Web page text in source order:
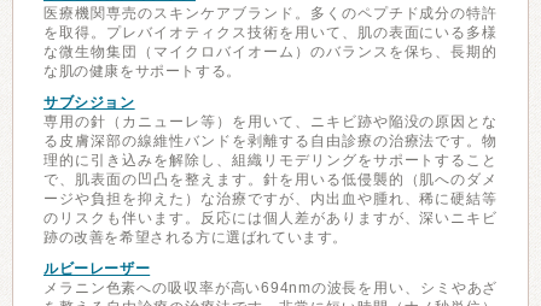
医療機関専売のスキンケアブランド。多くのペプチド成分の特許
を取得。プレバイオティクス技術を用いて、肌の表面にいる多様
な微生物集団（マイクロバイオーム）のバランスを保ち、長期的
な肌の健康をサポートする。
サブシジョン
専用の針（カニューレ等）を用いて、ニキビ跡や陥没の原因とな
る皮膚深部の線維性バンドを剥離する自由診療の治療法です。物
理的に引き込みを解除し、組織リモデリングをサポートすること
で、肌表面の凹凸を整えます。針を用いる低侵襲的（肌へのダメ
ージや負担を抑えた）な治療ですが、内出血や腫れ、稀に硬結等
のリスクも伴います。反応には個人差がありますが、深いニキビ
跡の改善を希望される方に選ばれています。
ルビーレーザー
メラニン色素への吸収率が高い694nmの波長を用い、シミやあざ